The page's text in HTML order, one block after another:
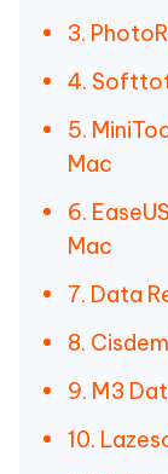
3.
4.
5.
Mac
6.
Mac
7. Data
8.
9. M3
10.